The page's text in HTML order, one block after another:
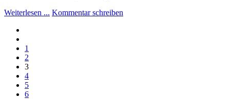
Weiterlesen ... Kommentar schreiben
1
2
3
4
5
6